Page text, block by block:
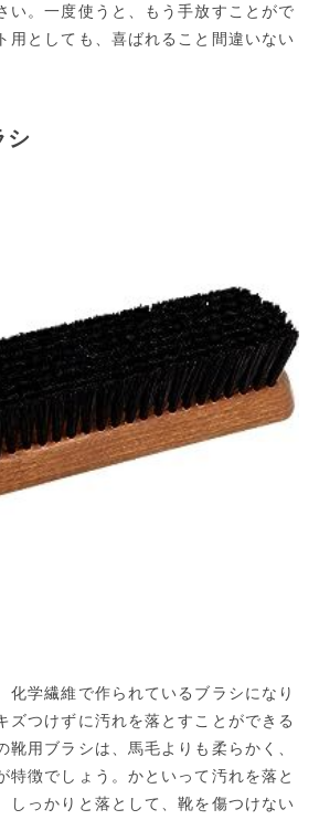
い。一度使うと、もう手放すことがで
用としても、喜ばれること間違いない
シ
化学繊維で作られているブラシになり
ズつけずに汚れを落とすことができる
靴用ブラシは、馬毛よりも柔らかく、
特徴でしょう。かといって汚れを落と
しっかりと落として、靴を傷つけない